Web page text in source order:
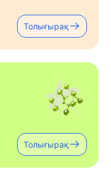
Толығырақ
Толығырақ